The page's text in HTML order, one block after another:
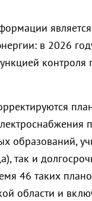
в 2026
контроля
образований,
так и
46 таких
области и